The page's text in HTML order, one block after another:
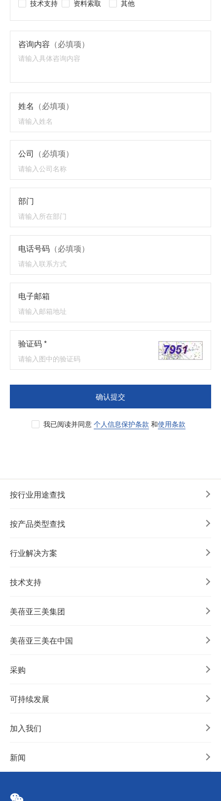
技术支持
资料索取 其他
咨询内容 （必填项）
姓名 （必填项）
公司 （必填项）
部门
电话号码 （必填项）
电子邮箱
验证码 *
确认提交
我已阅读并同意 个人信息保护条款 和使用条款
按行业用途查找
按产品类型查找
行业解决方案
技术支持
美蓓亚三美集团
美蓓亚三美在中国
采购
可持续发展
加入我们
新闻